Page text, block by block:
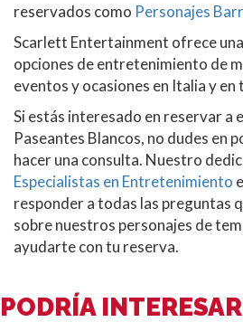
reservados como Personajes
Scarlett Entertainment ofrece
opciones de entretenimiento de
eventos y ocasiones en Italia y en
Si estás interesado en reservar a
Paseantes Blancos, no dudes en
hacer una consulta. Nuestro
Especialistas en Entretenimiento
responder a todas las preguntas
sobre nuestros personajes de
ayudarte con tu reserva.
PODRÍA